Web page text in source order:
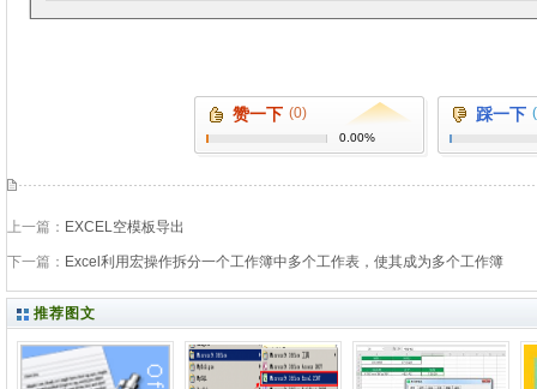
赞一下 (0)
0.00%
踩一下
上一篇： EXCEL空模板导出
下一篇： Excel利用宏操作拆分一个工作簿中多个工作表，使其成为多个工作簿
推荐图文